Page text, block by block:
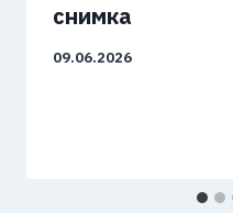
снимка
09.06.2026